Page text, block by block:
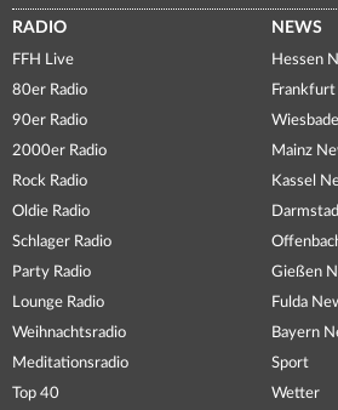
RADIO
FFH Live
80er Radio
90er Radio
2000er Radio
Rock Radio
Oldie Radio
Schlager Radio
Party Radio
Lounge Radio
Weihnachtsradio
Meditationsradio
Top 40
NEWS
Hessen
Mainz
Kassel
Gießen
Fulda
Bayern
Sport
Wetter